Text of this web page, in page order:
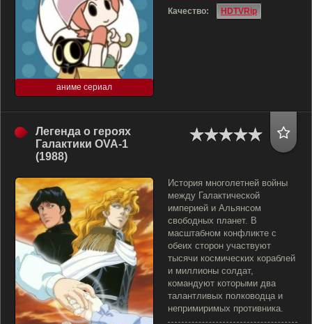
аниме сериал
Качество:
HDTVRip
Легенда о героях
Галактики OVA-1
(1988)
История многолетней войны
между Галактической
империей и Альянсом
свободных планет. В
масштабном конфликте с
обеих сторон участвуют
тысячи космических кораблей
и миллионы солдат,
командуют которыми два
талантливых полководца и
непримиримых противника.